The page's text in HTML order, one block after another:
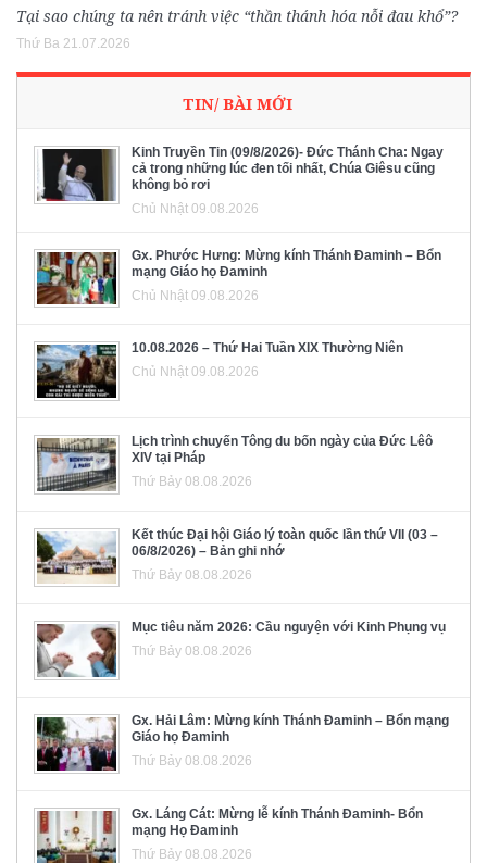
Tại sao chúng ta nên tránh việc “thần thánh hóa nỗi đau khổ”?
Thứ Ba 21.07.2026
TIN/ BÀI MỚI
Kinh Truyền Tin (09/8/2026)- Đức Thánh Cha: Ngay
cả trong những lúc đen tối nhất, Chúa Giêsu cũng
không bỏ rơi
Chủ Nhật 09.08.2026
Gx. Phước Hưng: Mừng kính Thánh Đaminh – Bổn
mạng Giáo họ Đaminh
Chủ Nhật 09.08.2026
10.08.2026 – Thứ Hai Tuần XIX Thường Niên
Chủ Nhật 09.08.2026
Lịch trình chuyến Tông du bốn ngày của Đức Lêô
XIV tại Pháp
Thứ Bảy 08.08.2026
Kết thúc Đại hội Giáo lý toàn quốc lần thứ VII (03 –
06/8/2026) – Bản ghi nhớ
Thứ Bảy 08.08.2026
Mục tiêu năm 2026: Cầu nguyện với Kinh Phụng vụ
Thứ Bảy 08.08.2026
Gx. Hải Lâm: Mừng kính Thánh Đaminh – Bổn mạng
Giáo họ Đaminh
Thứ Bảy 08.08.2026
Gx. Láng Cát: Mừng lễ kính Thánh Đaminh- Bổn
mạng Họ Đaminh
Thứ Bảy 08.08.2026